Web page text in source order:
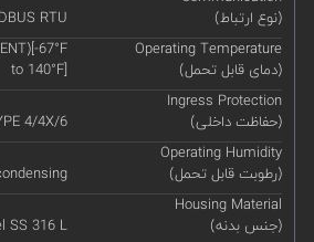
(نوع ارتباط)
RTU
Operating Temperature
(دمای قابل تحمل)
67°F
to 140°F]
Ingress Protection
(حفاظت داخلی)
4/4X/6
Operating Humidity
(رطوبت قابل تحمل)
Housing Material
(جنس بدنه)
SS 316 L